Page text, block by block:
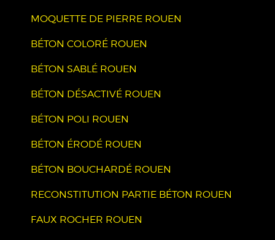
MOQUETTE DE PIERRE ROUEN
BÉTON COLORÉ ROUEN
BÉTON SABLÉ ROUEN
BÉTON DÉSACTIVÉ ROUEN
BÉTON POLI ROUEN
BÉTON ÉRODÉ ROUEN
BÉTON BOUCHARDÉ ROUEN
RECONSTITUTION PARTIE BÉTON ROUEN
FAUX ROCHER ROUEN